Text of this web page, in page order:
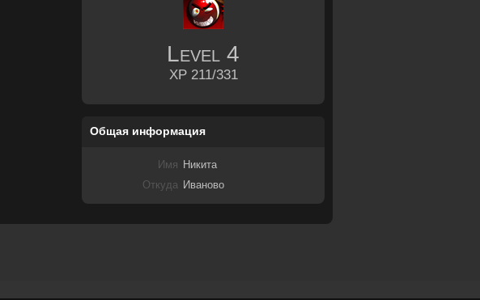
Level 4
XP 211/331
Общая информация
Имя
Никита
Откуда Иваново